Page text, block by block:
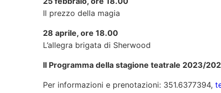
Il prezzo della magia
28 aprile, ore 18.00
L’allegra brigata di Sherwood
Il Programma della stagione teatrale 2023/
Per informazioni e prenotazioni: 351.6377394,